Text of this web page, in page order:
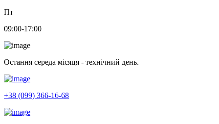
Пт
09:00-17:00
Остання середа місяця - технічний день.
+38 (099) 366-16-68